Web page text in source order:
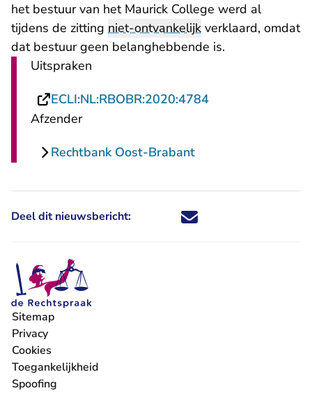
het bestuur van het Maurick College werd al
tijdens de zitting niet-ontvankelijk verklaard, omdat
dat bestuur geen belanghebbende is.
Uitspraken
ECLI:NL:RBOBR:2020:4784- U verlaat
Afzender
Rechtbank Oost-Brabant
Deel dit nieuwsbericht: Deel dit nieuwsbericht via X -
Deel dit nieuwsbericht via
Deel dit nieuwsbericht
Deel dit
Sitemap
Privacy
Cookies
Toegankelijkheid
Spoofing